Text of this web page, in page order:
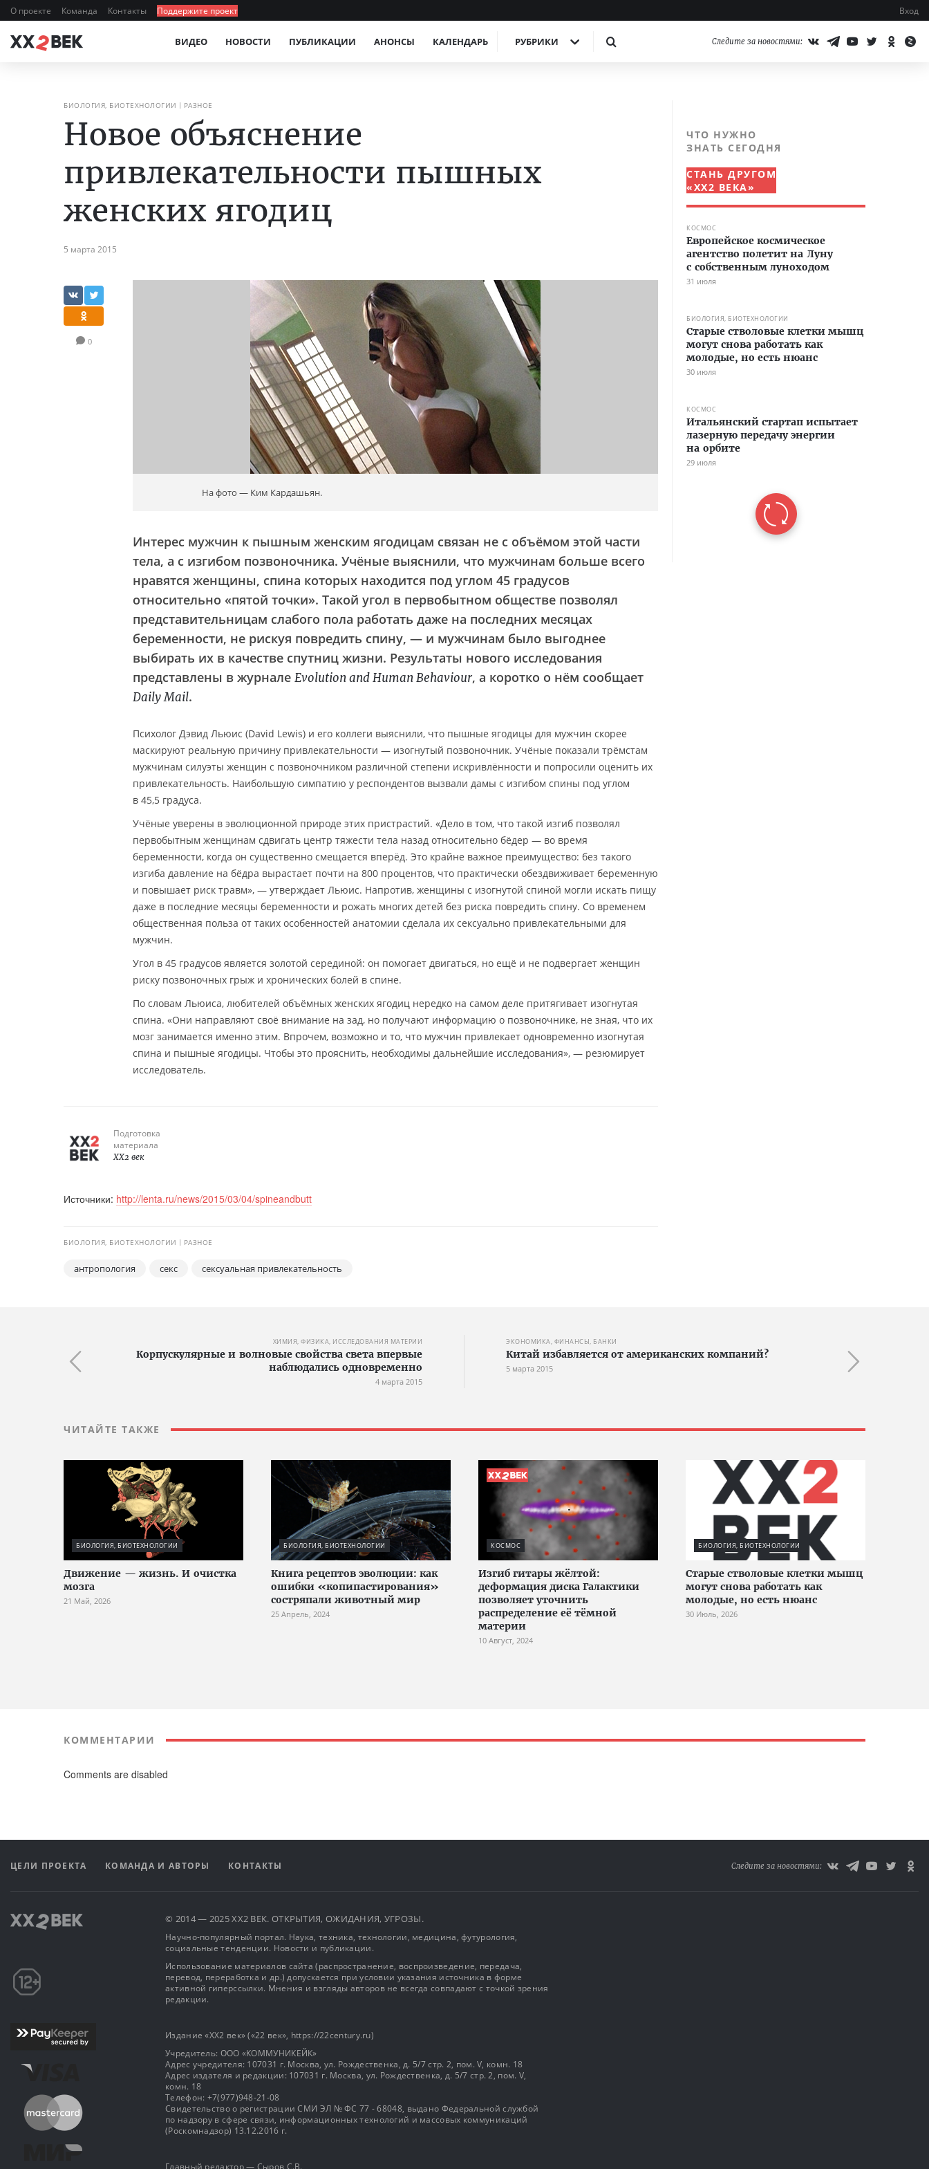
О проекте Команда Контакты Поддержите проект Вход
ВИДЕО НОВОСТИ ПУБЛИКАЦИИ АНОНСЫ КАЛЕНДАРЬ РУБРИКИ Следите за новостями:
БИОЛОГИЯ, БИОТЕХНОЛОГИИ РАЗНОЕ
Новое объяснение
привлекательности пышных
женских ягодиц
5 марта 2015
0
На фото — Ким Кардашьян.
Интерес мужчин к пышным женским ягодицам связан не с объёмом этой части
тела, а с изгибом позвоночника. Учёные выяснили, что мужчинам больше всего
нравятся женщины, спина которых находится под углом 45 градусов
относительно «пятой точки». Такой угол в первобытном обществе позволял
представительницам слабого пола работать даже на последних месяцах
беременности, не рискуя повредить спину, — и мужчинам было выгоднее
выбирать их в качестве спутниц жизни. Результаты нового исследования
представлены в журнале Evolution and Human Behaviour, а коротко о нём сообщает
Daily Mail.
Психолог Дэвид Льюис (David Lewis) и его коллеги выяснили, что пышные ягодицы для мужчин скорее
маскируют реальную причину привлекательности — изогнутый позвоночник. Учёные показали трёмстам
мужчинам силуэты женщин с позвоночником различной степени искривлённости и попросили оценить их
привлекательность. Наибольшую симпатию у респондентов вызвали дамы с изгибом спины под углом
в 45,5 градуса.
Учёные уверены в эволюционной природе этих пристрастий. «Дело в том, что такой изгиб позволял
первобытным женщинам сдвигать центр тяжести тела назад относительно бёдер — во время
беременности, когда он существенно смещается вперёд. Это крайне важное преимущество: без такого
изгиба давление на бёдра вырастает почти на 800 процентов, что практически обездвиживает беременную
и повышает риск травм», — утверждает Льюис. Напротив, женщины с изогнутой спиной могли искать пищу
даже в последние месяцы беременности и рожать многих детей без риска повредить спину. Со временем
общественная польза от таких особенностей анатомии сделала их сексуально привлекательными для
мужчин.
Угол в 45 градусов является золотой серединой: он помогает двигаться, но ещё и не подвергает женщин
риску позвоночных грыж и хронических болей в спине.
По словам Льюиса, любителей объёмных женских ягодиц нередко на самом деле притягивает изогнутая
спина. «Они направляют своё внимание на зад, но получают информацию о позвоночнике, не зная, что их
мозг занимается именно этим. Впрочем, возможно и то, что мужчин привлекает одновременно изогнутая
спина и пышные ягодицы. Чтобы это прояснить, необходимы дальнейшие исследования», — резюмирует
исследователь.
Подготовка
материала
XX2 век
Источники: http://lenta.ru/news/2015/03/04/spineandbutt
БИОЛОГИЯ, БИОТЕХНОЛОГИИ РАЗНОЕ
антропология секс сексуальная привлекательность
ЧТО НУЖНО
ЗНАТЬ СЕГОДНЯ
СТАНЬ ДРУГОМ
«XX2 ВЕКА»
КОСМОС
Европейское космическое
агентство полетит на Луну
с собственным луноходом
31 июля
БИОЛОГИЯ, БИОТЕХНОЛОГИИ
Старые стволовые клетки мышц
могут снова работать как
молодые, но есть нюанс
30 июля
КОСМОС
Итальянский стартап испытает
лазерную передачу энергии
на орбите
29 июля
ХИМИЯ, ФИЗИКА, ИССЛЕДОВАНИЯ МАТЕРИИ
Корпускулярные и волновые свойства света впервые
наблюдались одновременно
4 марта 2015
ЭКОНОМИКА, ФИНАНСЫ, БАНКИ
Китай избавляется от американских компаний?
5 марта 2015
ЧИТАЙТЕ ТАКЖЕ
БИОЛОГИЯ, БИОТЕХНОЛОГИИ
Движение — жизнь. И очистка
мозга
21 Май, 2026
БИОЛОГИЯ, БИОТЕХНОЛОГИИ
Книга рецептов эволюции: как
ошибки «копипастирования»
состряпали животный мир
25 Апрель, 2024
КОСМОС
Изгиб гитары жёлтой:
деформация диска Галактики
позволяет уточнить
распределение её тёмной
материи
10 Август, 2024
БИОЛОГИЯ, БИОТЕХНОЛОГИИ
Старые стволовые клетки мышц
могут снова работать как
молодые, но есть нюанс
30 Июль, 2026
КОММЕНТАРИИ
Comments are disabled
ЦЕЛИ ПРОЕКТА КОМАНДА И АВТОРЫ КОНТАКТЫ Следите за новостями:
© 2014 — 2025 XX2 ВЕК. ОТКРЫТИЯ, ОЖИДАНИЯ, УГРОЗЫ.
Научно-популярный портал. Наука, техника, технологии, медицина, футурология,
социальные тенденции. Новости и публикации.
Использование материалов сайта (распространение, воспроизведение, передача,
перевод, переработка и др.) допускается при условии указания источника в форме
активной гиперссылки. Мнения и взгляды авторов не всегда совпадают с точкой зрения
редакции.
Издание «XX2 век» («22 век», https://22century.ru)
Учредитель: OOO «КОММУНИКЕЙК»
Адрес учредителя: 107031 г. Москва, ул. Рождественка, д. 5/7 стр. 2, пом. V, комн. 18
Адрес издателя и редакции: 107031 г. Москва, ул. Рождественка, д. 5/7 стр. 2, пом. V,
комн. 18
Телефон: +7(977)948-21-08
Свидетельство о регистрации СМИ ЭЛ № ФС 77 - 68048, выдано Федеральной службой
по надзору в сфере связи, информационных технологий и массовых коммуникаций
(Роскомнадзор) 13.12.2016 г.
Главный редактор — Сыров С.В.